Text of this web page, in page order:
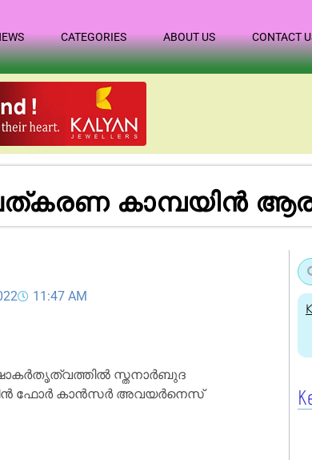
CATEGORIES ABOUT US CONTACT
കാമ്പയിൻ
11:47 AM
സ്തനാർബുദ
ഫോർ കാൻസർ അവയർനെസ്